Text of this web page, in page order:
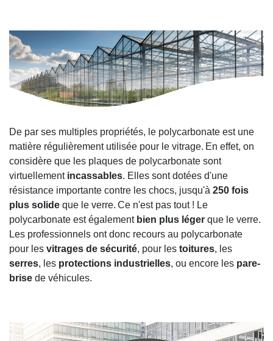
De par ses multiples propriétés, le polycarbonate est une
matière régulièrement utilisée pour le vitrage. En effet, on
considère que les plaques de polycarbonate sont
virtuellement incassables. Elles sont dotées d'une
résistance importante contre les chocs, jusqu'à 250 fois
plus solide que le verre. Ce n'est pas tout ! Le
polycarbonate est également bien plus léger que le verre.
Les professionnels ont donc recours au polycarbonate
pour les vitrages de sécurité, pour les toitures, les
serres, les protections industrielles, ou encore les pare-
brise de véhicules.